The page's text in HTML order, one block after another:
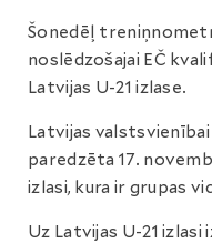
Šonedēļ
noslēdzošajai EČ
Latvijas U-21 izlase.
Latvijas
paredzēta 17.
izlasi, kura ir grupas
Uz Latvijas U-21 izlasi